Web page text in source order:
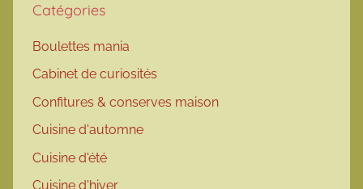
Catégories
Boulettes mania
Cabinet de curiosités
Confitures & conserves maison
Cuisine d'automne
Cuisine d'été
Cuisine d'hiver